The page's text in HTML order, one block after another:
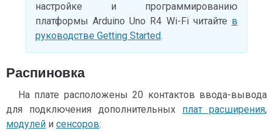
настройке и программированию
платформы Arduino Uno R4 Wi-Fi читайте в
руководстве Getting Started.
Распиновка
На плате расположены 20 контактов ввода-вывода
для подключения дополнительных плат расширения,
модулей и сенсоров: